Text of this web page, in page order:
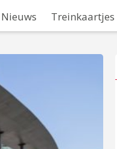
Nieuws Treinkaartjes